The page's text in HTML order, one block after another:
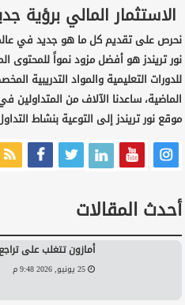
الاستثمار المالي برؤية
نحرص على تقديم كل ما هو جديد في عالم
نور تريندز هو أفضل مزود نمواً
للدورات التعليمية والمواد التدريبية
الماضية، ساعدنا الآلاف من
موقع نور تريندز إلى التوعية بنشاط
أحدث المقالات
أمازون تتغلب على
25 يونيو, 2026 9:48 م